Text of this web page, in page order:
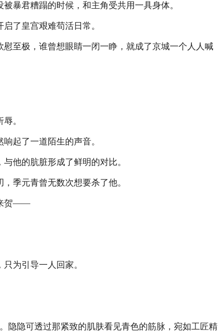
君糟蹋的时候，和主角受共用一具身体。
了皇宫艰难苟活日常。
极，谁曾想眼睛一闭一睁，就成了京城一个人人喊
。
起了一道陌生的声音。
他的肮脏形成了鲜明的对比。
季元青曾无数次想要杀了他。
贺——
为引导一人回家。
隐可透过那紧致的肌肤看见青色的筋脉，宛如工匠精